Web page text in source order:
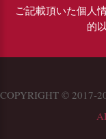
ご記載頂いた個人
的
COPYRIGHT © 2017-